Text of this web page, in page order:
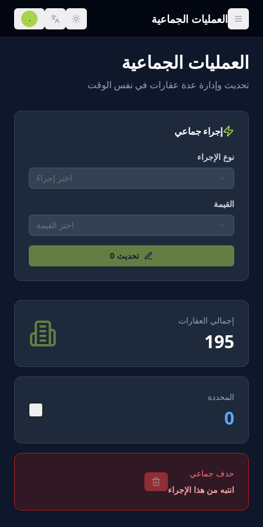
العمليات الجماعية .
العمليات الجماعية
تحديث وإدارة عدة عقارات في نفس الوقت
إجراء جماعي
نوع الإجراء
اختر إجراءً
القيمة
اختر القيمة
تحديث 0
إجمالي العقارات
195
المحددة
0
حذف جماعي
انتبه من هذا الإجراء